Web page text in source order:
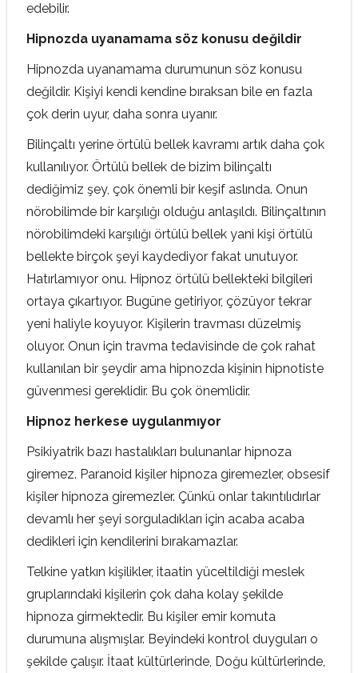
edebilir.
Hipnozda uyanamama söz konusu değildir
Hipnozda uyanamama durumunun söz konusu
değildir. Kişiyi kendi kendine bıraksan bile en fazla
çok derin uyur, daha sonra uyanır.
Bilinçaltı yerine örtülü bellek kavramı artık daha çok
kullanılıyor. Örtülü bellek de bizim bilinçaltı
dediğimiz şey, çok önemli bir keşif aslında. Onun
nörobilimde bir karşılığı olduğu anlaşıldı. Bilinçaltının
nörobilimdeki karşılığı örtülü bellek yani kişi örtülü
bellekte birçok şeyi kaydediyor fakat unutuyor.
Hatırlamıyor onu. Hipnoz örtülü bellekteki bilgileri
ortaya çıkartıyor. Bugüne getiriyor, çözüyor tekrar
yeni haliyle koyuyor. Kişilerin travması düzelmiş
oluyor. Onun için travma tedavisinde de çok rahat
kullanılan bir şeydir ama hipnozda kişinin hipnotiste
güvenmesi gereklidir. Bu çok önemlidir.
Hipnoz herkese uygulanmıyor
Psikiyatrik bazı hastalıkları bulunanlar hipnoza
giremez. Paranoid kişiler hipnoza giremezler, obsesif
kişiler hipnoza giremezler. Çünkü onlar takıntılıdırlar
devamlı her şeyi sorguladıkları için acaba acaba
dedikleri için kendilerini bırakamazlar.
Telkine yatkın kişilikler, itaatin yüceltildiği meslek
gruplarındaki kişilerin çok daha kolay şekilde
hipnoza girmektedir. Bu kişiler emir komuta
durumuna alışmışlar. Beyindeki kontrol duyguları o
şekilde çalışır. İtaat kültürlerinde, Doğu kültürlerinde,